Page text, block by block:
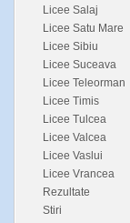
Licee Salaj
Licee Satu Mare
Licee Sibiu
Licee Suceava
Licee Teleorman
Licee Timis
Licee Tulcea
Licee Valcea
Licee Vaslui
Licee Vrancea
Rezultate
Stiri